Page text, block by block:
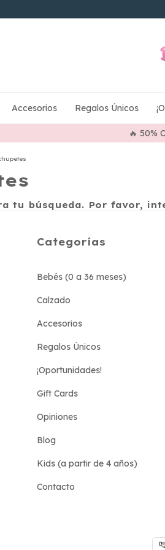
🔥 50%
Accesorios Regalos Únicos
tu búsqueda. Por favor,
Categorías
Bebés (0 a 36 meses)
Calzado
Accesorios
Regalos Únicos
¡Oportunidades!
Gift Cards
Opiniones
Blog
Kids (a partir de 4 años)
Contacto